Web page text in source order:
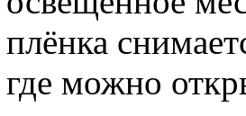
плёнка
где можно